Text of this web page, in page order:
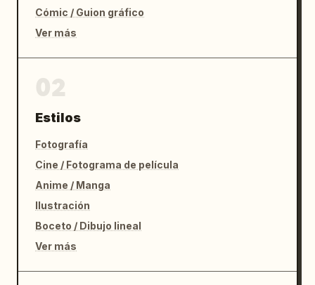
Cómic / Guion gráfico
Ver más
Estilos
Fotografía
Cine / Fotograma de película
Anime / Manga
Ilustración
Boceto / Dibujo lineal
Ver más